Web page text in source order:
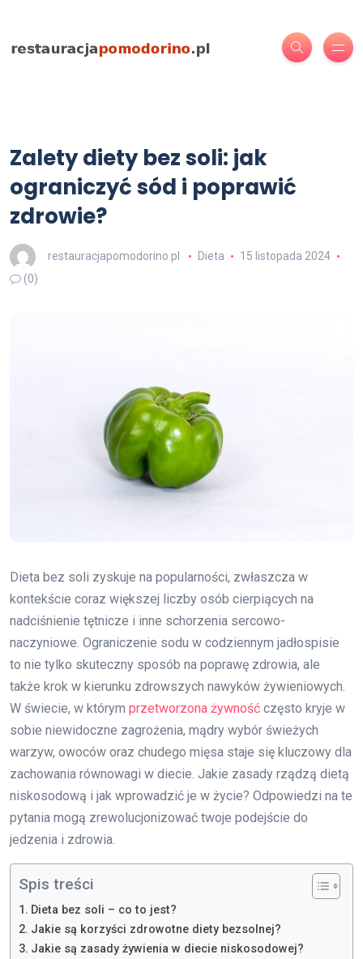
Zalety diety bez soli: jak
ograniczyć sód i poprawić
zdrowie?
restauracjapomodorino.pl Dieta
15 listopada 2024
(0)
Dieta bez soli zyskuje na popularności, zwłaszcza w
kontekście coraz większej liczby osób cierpiących na
nadciśnienie tętnicze i inne schorzenia sercowo-
naczyniowe. Ograniczenie sodu w codziennym jadłospisie
to nie tylko skuteczny sposób na poprawę zdrowia, ale
także krok w kierunku zdrowszych nawyków żywieniowych.
W świecie, w którym przetworzona żywność często kryje w
sobie niewidoczne zagrożenia, mądry wybór świeżych
warzyw, owoców oraz chudego mięsa staje się kluczowy dla
zachowania równowagi w diecie. Jakie zasady rządzą dietą
niskosodową i jak wprowadzić je w życie? Odpowiedzi na te
pytania mogą zrewolucjonizować twoje podejście do
jedzenia i zdrowia.
Spis treści
Dieta bez soli – co to jest?
Jakie są korzyści zdrowotne diety bezsolnej?
Jakie są zasady żywienia w diecie niskosodowej?